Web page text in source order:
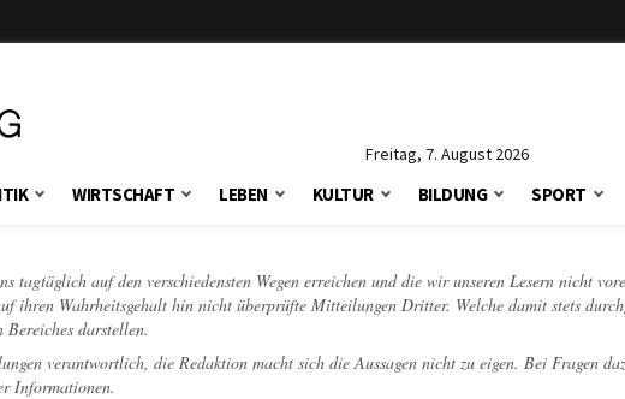
Freitag, 7. August 2026
WIRTSCHAFT LEBEN KULTUR BILDUNG SPORT
tagtäglich auf den verschiedensten Wegen erreichen und die wir unseren Lesern nicht
ihren Wahrheitsgehalt hin nicht überprüfte Mitteilungen Dritter. Welche damit stets
Bereiches darstellen.
verantwortlich, die Redaktion macht sich die Aussagen nicht zu eigen. Bei Fragen
Informationen.